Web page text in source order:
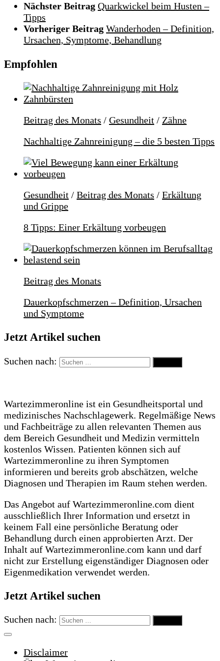
Nächster Beitrag Quarkwickel beim Husten –
Tipps
Vorheriger Beitrag Wanderhoden – Definition,
Ursachen, Symptome, Behandlung
Empfohlen
Beitrag des Monats / Gesundheit / Zähne
Nachhaltige Zahnreinigung – die 5 besten Tipps
Gesundheit / Beitrag des Monats / Erkältung
und Grippe
8 Tipps: Einer Erkältung vorbeugen
Beitrag des Monats
Dauerkopfschmerzen – Definition, Ursachen
und Symptome
Jetzt Artikel suchen
Suchen nach:
Wartezimmeronline ist ein Gesundheitsportal und
medizinisches Nachschlagewerk. Regelmäßige News
und Fachbeiträge zu allen relevanten Themen aus
dem Bereich Gesundheit und Medizin vermitteln
kostenlos Wissen. Patienten können sich auf
Wartezimmeronline zu ihren Symptomen
informieren und bereits grob abschätzen, welche
Diagnosen und Therapien im Raum stehen werden.
Das Angebot auf Wartezimmeronline.com dient
ausschließlich Ihrer Information und ersetzt in
keinem Fall eine persönliche Beratung oder
Behandlung durch einen approbierten Arzt. Der
Inhalt auf Wartezimmeronline.com kann und darf
nicht zur Erstellung eigenständiger Diagnosen oder
Eigenmedikation verwendet werden.
Jetzt Artikel suchen
Suchen nach:
Disclaimer